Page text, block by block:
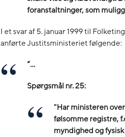
foranstaltninger, som
I et svar af 5. januar 1999 til
anførte Justitsministeriet følgende:
”…
Spørgsmål nr. 25:
"Har ministeren
følsomme registre,
myndighed og